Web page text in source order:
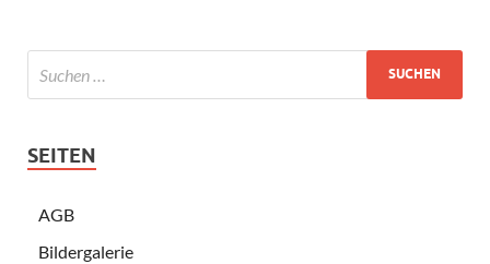
SEITEN
AGB
Bildergalerie